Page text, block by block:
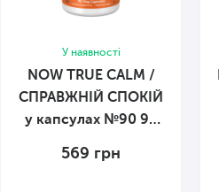
У наявності
NOW TRUE CALM /
СПРАВЖНІЙ СПОКІЙ
у капсулах №90 90
569 грн